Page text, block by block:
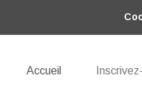
Accueil